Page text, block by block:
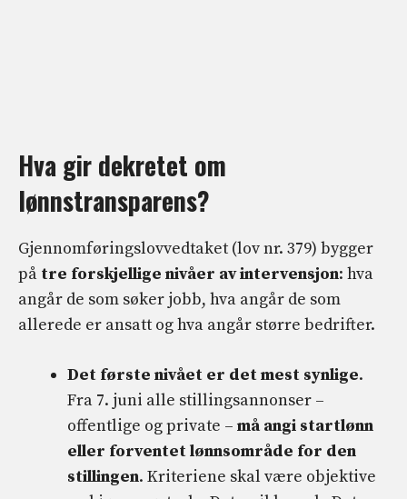
Hva gir dekretet om
lønnstransparens?
Gjennomføringslovvedtaket (lov nr. 379) bygger
på tre forskjellige nivåer av intervensjon: hva
angår de som søker jobb, hva angår de som
allerede er ansatt og hva angår større bedrifter.
Det første nivået er det mest synlige.
Fra 7. juni alle stillingsannonser –
offentlige og private – må angi startlønn
eller forventet lønnsområde for den
stillingen. Kriteriene skal være objektive